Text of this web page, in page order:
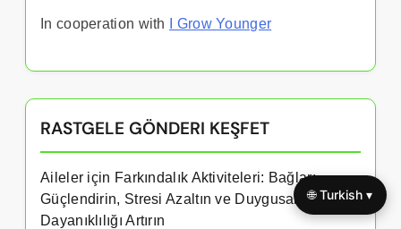
In cooperation with I Grow Younger
RASTGELE GÖNDERI KEŞFET
Aileler için Farkındalık Aktiviteleri: Bağları
Güçlendirin, Stresi Azaltın ve Duygusal
Dayanıklılığı Artırın
🌐 Turkish ▾